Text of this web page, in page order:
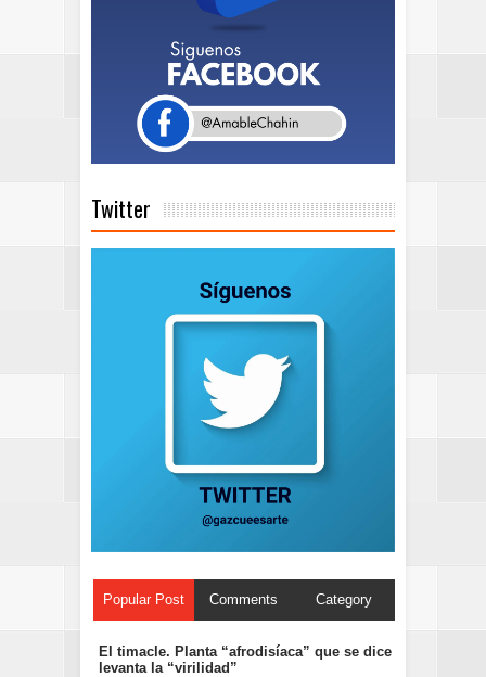
Twitter
Popular Post Comments Category
El timacle. Planta “afrodisíaca” que se dice
levanta la “virilidad”